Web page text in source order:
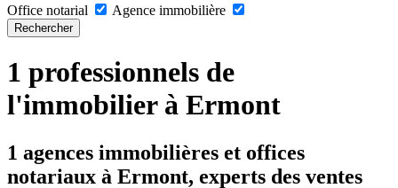
Office notarial Agence immobilière
Rechercher
1 professionnels de
l'immobilier à Ermont
1 agences immobilières et offices
notariaux à Ermont, experts des ventes